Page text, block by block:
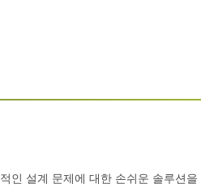
인 설계 문제에 대한 손쉬운 솔루션